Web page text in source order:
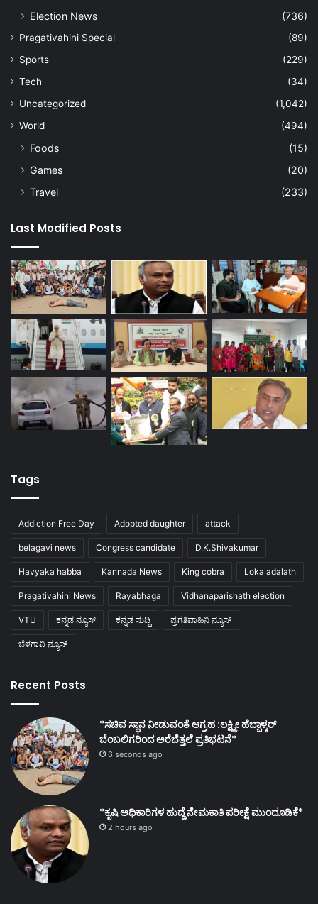
Election News (736)
Pragativahini Special
(89)
Sports
(229)
Tech
(34)
Uncategorized
(1,042)
World
(494)
Foods
(15)
Games
(20)
Travel
(233)
Last Modified Posts
Tags
Addiction Free Day Adopted daughter attack
belagavi news Congress candidate D.K.Shivakumar
Havyaka habba Kannada News King cobra Loka adalath
Pragativahini News Rayabhaga Vidhanaparishath election
VTU ಕನ್ನಡ ನ್ಯೂಸ್ ಕನ್ನಡ ಸುದ್ದಿ ಪ್ರಗತಿವಾಹಿನಿ ನ್ಯೂಸ್
ಬೆಳಗಾವಿ ನ್ಯೂಸ್
Recent Posts
*ಸಚಿವ ಸ್ಥಾನ ನೀಡುವಂತೆ ಆಗ್ರಹ :ಲಕ್ಷ್ಮೀ ಹೆಬ್ಬಾಳ್ಕರ್
ಬೆಂಬಲಿಗರಿಂದ ಅರೆಬೆತ್ತಲೆ ಪ್ರತಿಭಟನೆ*
6 seconds ago
*ಕೃಷಿ ಅಧಿಕಾರಿಗಳ ಹುದ್ದೆ ನೇಮಕಾತಿ ಪರೀಕ್ಷೆ ಮುಂದೂಡಿಕೆ*
2 hours ago